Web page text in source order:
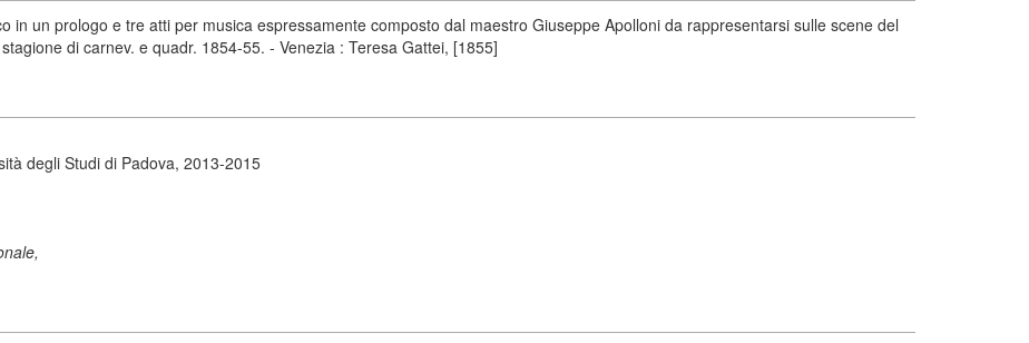
in un prologo e tre atti per musica espressamente composto dal maestro Giuseppe Apolloni da rappresentarsi sulle scene del
di carnev. e quadr. 1854-55. - Venezia : Teresa Gattei, [1855]
degli Studi di Padova, 2013-2015